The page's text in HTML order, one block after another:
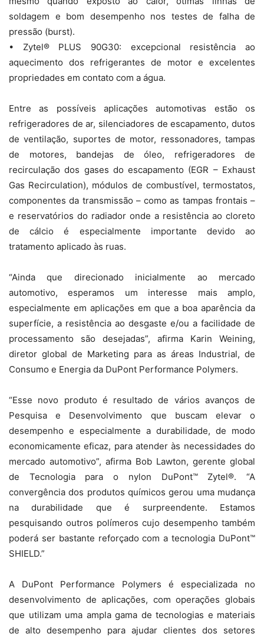
soldagem e bom desempenho nos testes de falha de
pressão (burst).
• Zytel® PLUS 90G30: excepcional resistência ao
aquecimento dos refrigerantes de motor e excelentes
propriedades em contato com a água.
Entre as possíveis aplicações automotivas estão os
refrigeradores de ar, silenciadores de escapamento, dutos
de ventilação, suportes de motor, ressonadores, tampas
de motores, bandejas de óleo, refrigeradores de
recirculação dos gases do escapamento (EGR – Exhaust
Gas Recirculation), módulos de combustível, termostatos,
componentes da transmissão – como as tampas frontais –
e reservatórios do radiador onde a resistência ao cloreto
de cálcio é especialmente importante devido ao
tratamento aplicado às ruas.
“Ainda que direcionado inicialmente ao mercado
automotivo, esperamos um interesse mais amplo,
especialmente em aplicações em que a boa aparência da
superfície, a resistência ao desgaste e/ou a facilidade de
processamento são desejadas”, afirma Karin Weining,
diretor global de Marketing para as áreas Industrial, de
Consumo e Energia da DuPont Performance Polymers.
“Esse novo produto é resultado de vários avanços de
Pesquisa e Desenvolvimento que buscam elevar o
desempenho e especialmente a durabilidade, de modo
economicamente eficaz, para atender às necessidades do
mercado automotivo”, afirma Bob Lawton, gerente global
de Tecnologia para o nylon DuPont™ Zytel®. “A
convergência dos produtos químicos gerou uma mudança
na durabilidade que é surpreendente. Estamos
pesquisando outros polímeros cujo desempenho também
poderá ser bastante reforçado com a tecnologia DuPont™
SHIELD.”
A DuPont Performance Polymers é especializada no
desenvolvimento de aplicações, com operações globais
que utilizam uma ampla gama de tecnologias e materiais
de alto desempenho para ajudar clientes dos setores